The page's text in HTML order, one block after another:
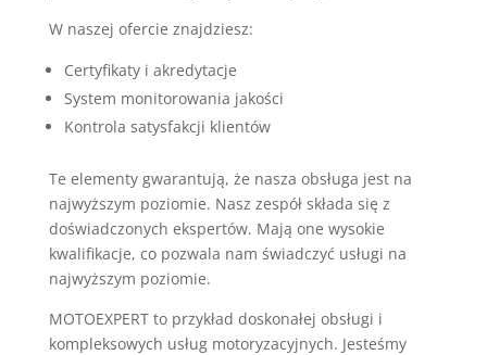
W naszej ofercie znajdziesz:
Certyfikaty i akredytacje
System monitorowania jakości
Kontrola satysfakcji klientów
Te elementy gwarantują, że nasza obsługa jest na
najwyższym poziomie. Nasz zespół składa się z
doświadczonych ekspertów. Mają one wysokie
kwalifikacje, co pozwala nam świadczyć usługi na
najwyższym poziomie.
MOTOEXPERT to przykład doskonałej obsługi i
kompleksowych usług motoryzacyjnych. Jesteśmy